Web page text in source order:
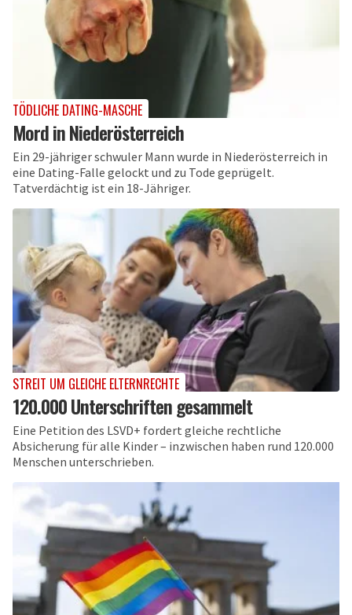
TÖDLICHE DATING-MASCHE
Mord in Niederösterreich
Ein 29-jähriger schwuler Mann wurde in Niederösterreich in
eine Dating-Falle gelockt und zu Tode geprügelt.
Tatverdächtig ist ein 18-Jähriger.
STREIT UM GLEICHE ELTERNRECHTE
120.000 Unterschriften gesammelt
Eine Petition des LSVD+ fordert gleiche rechtliche
Absicherung für alle Kinder – inzwischen haben rund 120.000
Menschen unterschrieben.